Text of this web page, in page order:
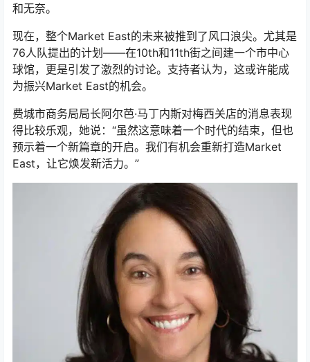
和无奈。
现在，整个Market East的未来被推到了风口浪尖。尤其是
76人队提出的计划——在10th和11th街之间建一个市中心
球馆，更是引发了激烈的讨论。支持者认为，这或许能成
为振兴Market East的机会。
费城市商务局局长阿尔芭·马丁内斯对梅西关店的消息表现
得比较乐观，她说：“虽然这意味着一个时代的结束，但也
预示着一个新篇章的开启。我们有机会重新打造Market
East，让它焕发新活力。”